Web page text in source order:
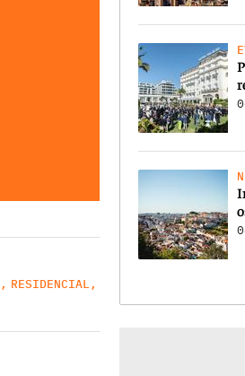
, RESIDENCIAL ,